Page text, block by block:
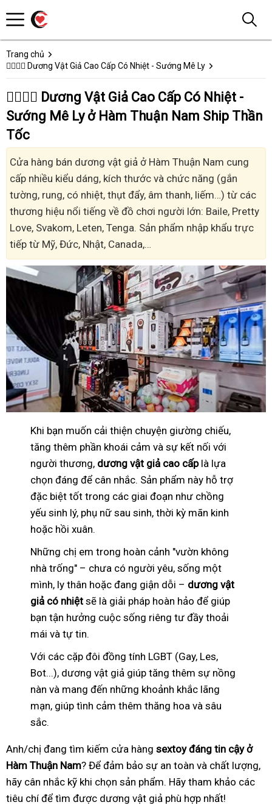
Trang chủ
👩‍❤️‍💋‍👨 Dương Vật Giả Cao Cấp Có Nhiệt - Sướng Mê Ly
👩‍❤️‍💋‍👨 Dương Vật Giả Cao Cấp Có Nhiệt -
Sướng Mê Ly ở Hàm Thuận Nam Ship Thần
Tốc
Cửa hàng bán dương vật giả ở Hàm Thuận Nam cung
cấp nhiều kiểu dáng, kích thước và chức năng (gắn
tường, rung, có nhiệt, thụt đẩy, âm thanh, liếm…) từ các
thương hiệu nổi tiếng về đồ chơi người lớn: Baile, Pretty
Love, Svakom, Leten, Tenga. Sản phẩm nhập khẩu trực
tiếp từ Mỹ, Đức, Nhật, Canada,…
Khi bạn muốn cải thiện chuyện giường chiếu,
tăng thêm phần khoái cảm và sự kết nối với
người thương, dương vật giả cao cấplà lựa
chọn đáng để cân nhắc. Sản phẩm này hỗ trợ
đặc biệt tốt trong các giai đoạn như chồng
yếu sinh lý, phụ nữ sau sinh, thời kỳ mãn kinh
hoặc hồi xuân.
Những chị em trong hoàn cảnh "vườn không
nhà trống" – chưa có người yêu, sống một
mình, ly thân hoặc đang giận dỗi – dương vật
giả có nhiệt sẽ là giải pháp hoàn hảo để giúp
bạn tận hưởng cuộc sống riêng tư đầy thoải
mái và tự tin.
Với các cặp đôi đồng tính LGBT (Gay, Les,
Bot...), dương vật giả giúp tăng thêm sự nồng
nàn và mang đến những khoảnh khắc lãng
mạn, giúp tình cảm thêm thăng hoa và sâu
sắc.
Anh/chị đang tìm kiếm cửa hàng sextoy đáng tin cậy ở
Hàm Thuận Nam? Để đảm bảo sự an toàn và chất lượng,
hãy cân nhắc kỹ khi chọn sản phẩm. Hãy tham khảo các
tiêu chí để tìm được dương vật giả phù hợp nhất!